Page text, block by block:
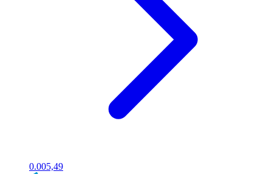
0.005,49